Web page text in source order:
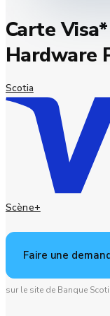
Carte
Hardware
Scotia
Scène+
Faire une
sur le site de Banque